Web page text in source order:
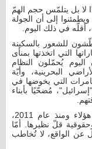
لا بل يتلمّس حجم الهمّ
إلى أن الجولة
أقلّه في ذلك اليوم.
للشعور بالسكينة
التي اتخذتها بمنأى
اليوم يُحمّلون النظام
البحرينية، وأيّة
التي يخوضها في
مُضحّيًا بأبناء
ملّ البحرييون من سياسات الدولة الخارجية. هؤلاء ومنذ عام 2011،
قلّ نظيرها. أمّا
الواقع، لا تُخاطب